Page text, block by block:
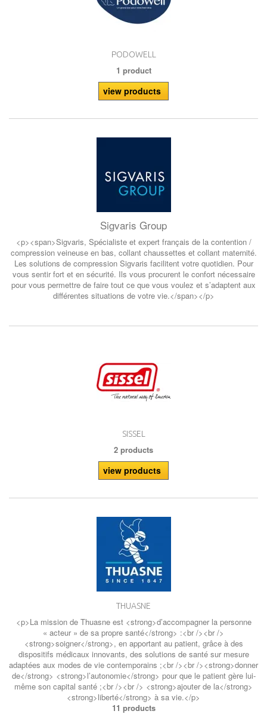
PODOWELL
1 product
view products
Sigvaris Group
<p><span>Sigvaris, Spécialiste et expert français de la contention /
compression veineuse en bas, collant chaussettes et collant maternité.
Les solutions de compression Sigvaris facilitent votre quotidien. Pour
vous sentir fort et en sécurité. Ils vous procurent le confort nécessaire
pour vous permettre de faire tout ce que vous voulez et s’adaptent aux
différentes situations de votre vie.</span></p>
SISSEL
2 products
view products
THUASNE
<p>La mission de Thuasne est <strong>d’accompagner la personne
« acteur » de sa propre santé</strong> :<br /><br />
<strong>soigner</strong>, en apportant au patient, grâce à des
dispositifs médicaux innovants, des solutions de santé sur mesure
adaptées aux modes de vie contemporains ;<br /><br /><strong>donner
de</strong> <strong>l’autonomie</strong> pour que le patient gère lui-
même son capital santé ;<br /><br /> <strong>ajouter de la</strong>
<strong>liberté</strong> à sa vie.</p>
11 products